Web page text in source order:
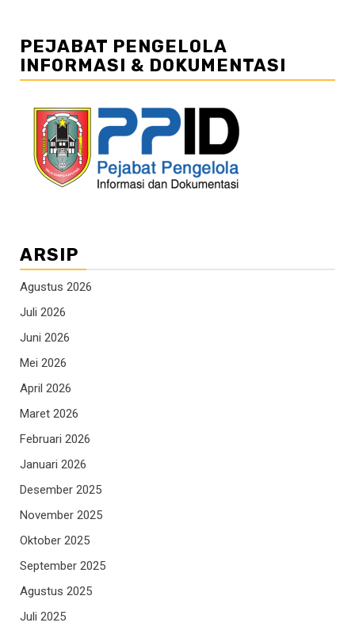
PEJABAT PENGELOLA
INFORMASI & DOKUMENTASI
ARSIP
Agustus 2026
Juli 2026
Juni 2026
Mei 2026
April 2026
Maret 2026
Februari 2026
Januari 2026
Desember 2025
November 2025
Oktober 2025
September 2025
Agustus 2025
Juli 2025